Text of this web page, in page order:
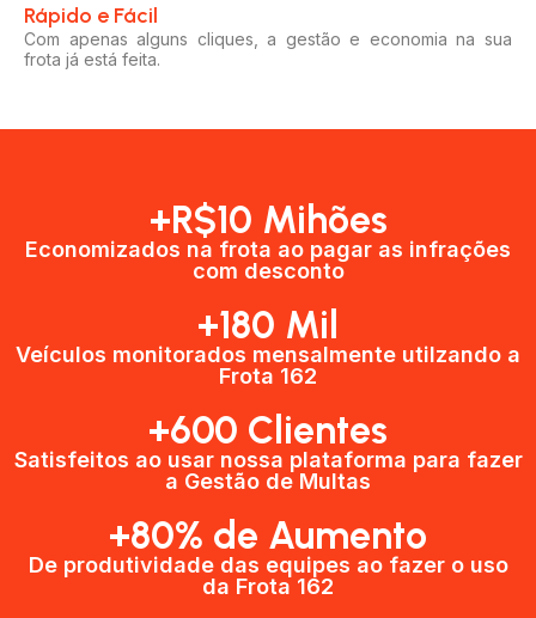
Rápido e Fácil​
Com apenas alguns cliques, a gestão e economia na sua
frota já está feita.
+R$10 Mihões
Economizados na frota ao pagar as infrações
com desconto
+180 Mil
Veículos monitorados mensalmente utilzando a
Frota 162
+600 Clientes​
Satisfeitos ao usar nossa plataforma para fazer
a Gestão de Multas​
+80% de Aumento
De produtividade das equipes ao fazer o uso
da Frota 162​